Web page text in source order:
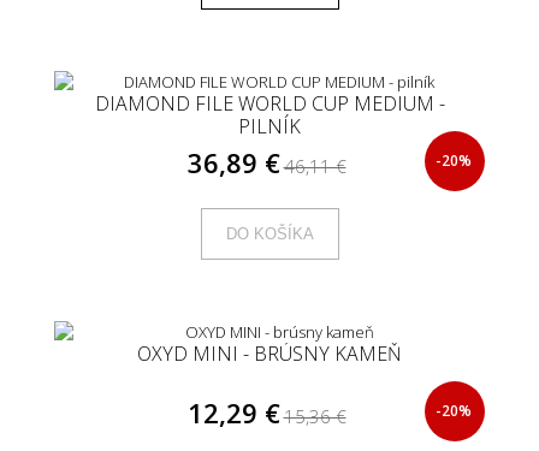
DIAMOND FILE WORLD CUP MEDIUM -
PILNÍK
36,89 €46,11 € -20%
DO KOŠÍKA
OXYD MINI - BRÚSNY KAMEŇ
12,29 €15,36 € -20%